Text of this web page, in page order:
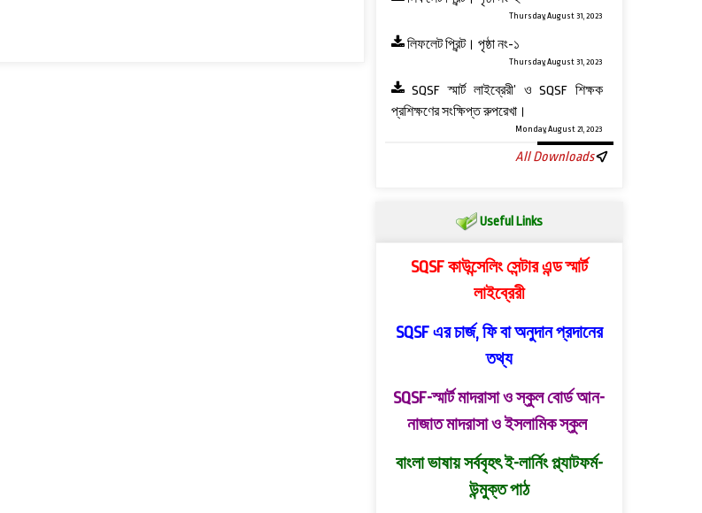
Thursday, August 31, 2023
লিফলেট প্রিন্ট। পৃষ্ঠা নং-১
Thursday, August 31, 2023
SQSF স্মার্ট লাইব্রেরী’ ও ‍SQSF শিক্ষক
প্রশিক্ষণের সংক্ষিপ্ত রুপরেখা।
Monday, August 21, 2023
All Downloads
Useful Links
SQSF কাউন্সেলিং সেন্টার এন্ড স্মার্ট
লাইব্রেরী
SQSF এর চার্জ, ফি বা অনুদান প্রদানের
তথ্য
SQSF-স্মার্ট মাদরাসা ও স্কুল বোর্ডআন-
নাজাত মাদরাসা ও ইসলামিক স্কুল
বাংলা ভাষায় সর্ববৃহৎ ই-লার্নিং প্ল্যাটফর্ম-
উন্মুক্ত পাঠ